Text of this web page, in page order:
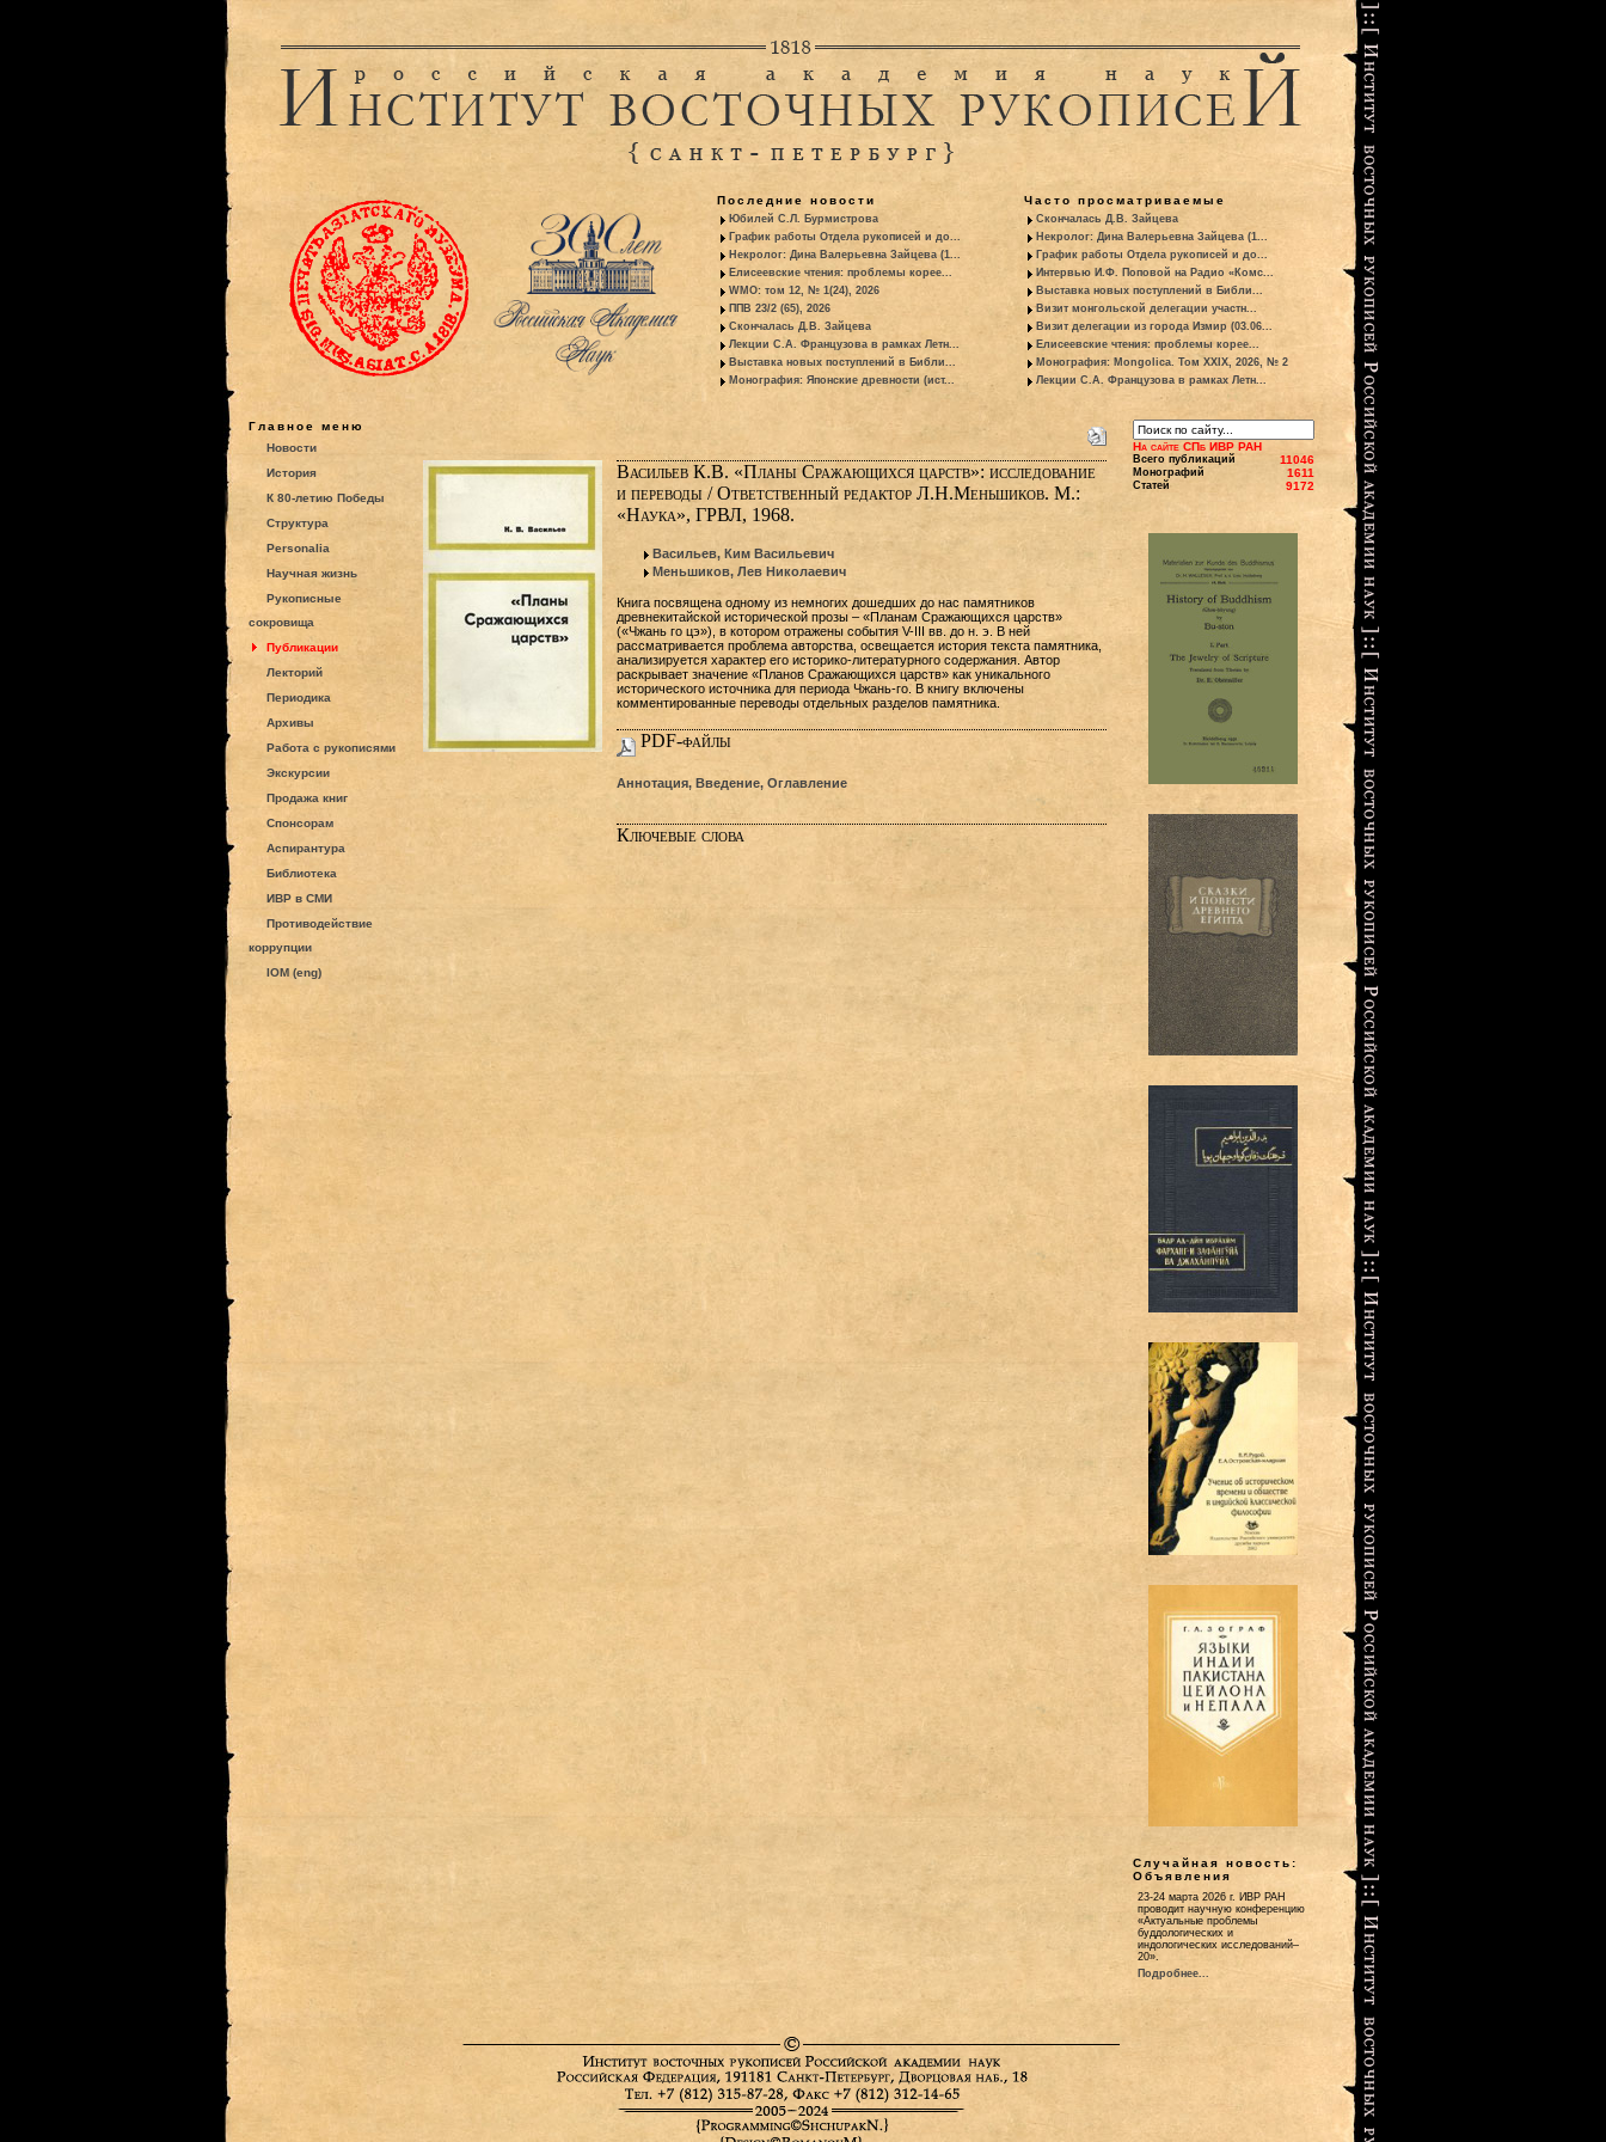
Последние новости
Юбилей С.Л. Бурмистрова
График работы Отдела рукописей и до...
Некролог: Дина Валерьевна Зайцева (1...
Елисеевские чтения: проблемы корее...
WMO: том 12, № 1(24), 2026
ППВ 23/2 (65), 2026
Скончалась Д.В. Зайцева
Лекции С.А. Французова в рамках Летн...
Выставка новых поступлений в Библи...
Монография: Японские древности (ист...
Часто просматриваемые
Скончалась Д.В. Зайцева
Некролог: Дина Валерьевна Зайцева (1...
График работы Отдела рукописей и до...
Интервью И.Ф. Поповой на Радио «Комс...
Выставка новых поступлений в Библи...
Визит монгольской делегации участн...
Визит делегации из города Измир (03.06...
Елисеевские чтения: проблемы корее...
Монография: Mongolica. Том XXIX, 2026, № 2
Лекции С.А. Французова в рамках Летн...
Главное меню
Новости
История
К 80-летию Победы
Структура
Personalia
Научная жизнь
Рукописные
сокровища
Публикации
Лекторий
Периодика
Архивы
Работа с рукописями
Экскурсии
Продажа книг
Спонсорам
Аспирантура
Библиотека
ИВР в СМИ
Противодействие
коррупции
IOM (eng)
Васильев К.В. «Планы Сражающихся царств»: исследование
и переводы / Ответственный редактор Л.Н.Меньшиков. М.:
«Наука», ГРВЛ, 1968.
Васильев, Ким Васильевич
Меньшиков, Лев Николаевич
Книга посвящена одному из немногих дошедших до нас памятников
древнекитайской исторической прозы – «Планам Сражающихся царств»
(«Чжань го цэ»), в котором отражены события V-III вв. до н. э. В ней
рассматривается проблема авторства, освещается история текста памятника,
анализируется характер его историко-литературного содержания. Автор
раскрывает значение «Планов Сражающихся царств» как уникального
исторического источника для периода Чжань-го. В книгу включены
комментированные переводы отдельных разделов памятника.
PDF-файлы
Аннотация, Введение, Оглавление
Ключевые слова
На сайте СПб ИВР РАН
Всего публикаций 11046
Монографий 1611
Статей 9172
Случайная новость:
Объявления
23-24 марта 2026 г. ИВР РАН
проводит научную конференцию
«Актуальные проблемы
буддологических и
индологических исследований–
20».
Подробнее...